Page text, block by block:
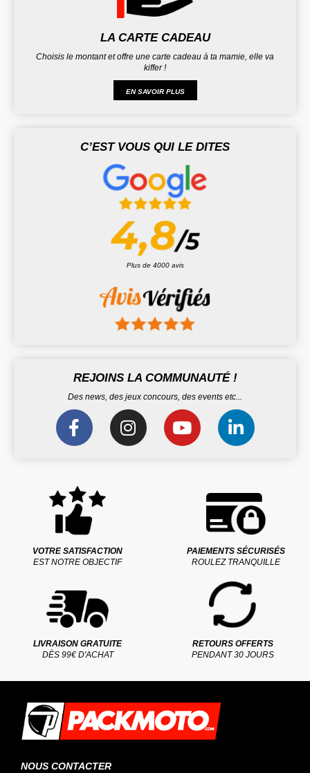
LA CARTE CADEAU
Choisis le montant et offre une carte cadeau à ta mamie, elle va
kiffer !
EN SAVOIR PLUS
C’EST VOUS QUI LE DITES
Plus de 4000 avis
REJOINS LA COMMUNAUTÉ !
Des news, des jeux concours, des events etc...
VOTRE SATISFACTION
EST NOTRE OBJECTIF
PAIEMENTS SÉCURISÉS
ROULEZ TRANQUILLE
LIVRAISON GRATUITE
DÈS 99€ D'ACHAT
RETOURS OFFERTS
PENDANT 30 JOURS
NOUS CONTACTER